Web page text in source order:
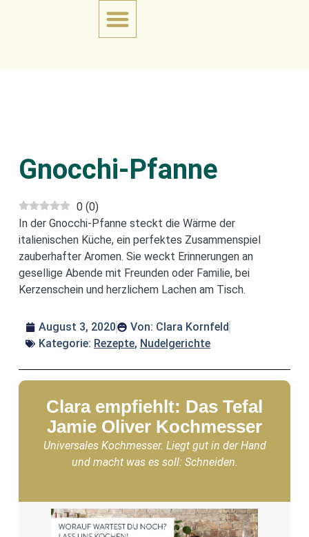
Gnocchi-Pfanne
0 (0)
In der Gnocchi-Pfanne steckt die Wärme der
italienischen Küche, ein perfektes Zusammenspiel
zauberhafter Aromen. Sie weckt Erinnerungen an
gesellige Abende mit Freunden oder Familie, bei
Kerzenschein und herzlichem Lachen am Tisch.
August 3, 2020 Von: Clara Kornfeld
Kategorie: Rezepte, Nudelgerichte
Clara empfiehlt: Das Tefal
Jamie Oliver Kochmesser
Universales Kochmesser. Liegt gut in der Hand
und macht was es soll: Schneiden.